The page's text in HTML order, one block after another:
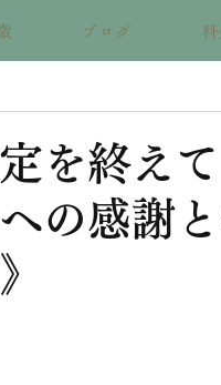
ブログ 料
を終え
の感謝